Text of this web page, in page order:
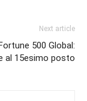
Next article
500 Global:
al 15esimo posto